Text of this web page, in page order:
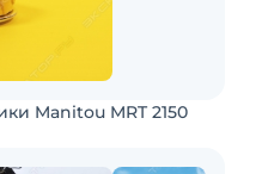
Manitou MRT 2150